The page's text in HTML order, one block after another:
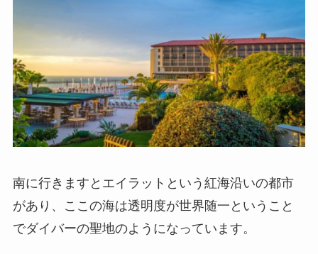
南に行きますとエイラットという紅海沿いの都市
があり、ここの海は透明度が世界随一ということ
でダイバーの聖地のようになっています。